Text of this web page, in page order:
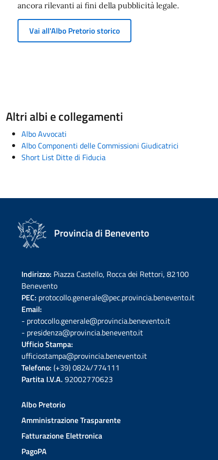
ancora rilevanti ai fini della pubblicità legale.
Vai all'Albo Pretorio storico
Altri albi e collegamenti
Albo Avvocati
Albo Componenti delle Commissioni Giudicatrici
Short List Ditte di Fiducia
Provincia di Benevento
Indirizzo: Piazza Castello, Rocca dei Rettori, 82100
Benevento
PEC: protocollo.generale@pec.provincia.benevento.it
Email:
- protocollo.generale@provincia.benevento.it
- presidenza@provincia.benevento.it
Ufficio Stampa:
ufficiostampa@provincia.benevento.it
Telefono: (+39) 0824/774111
Partita I.V.A. 92002770623
Albo Pretorio
Amministrazione Trasparente
Fatturazione Elettronica
PagoPA